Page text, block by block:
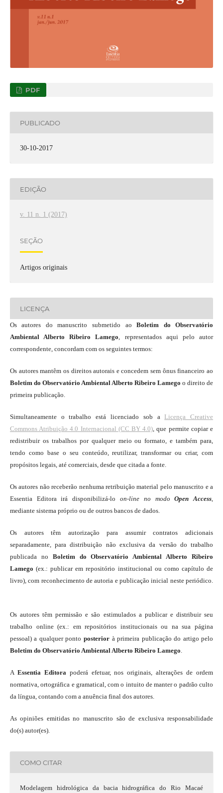
PDF
PUBLICADO
30-10-2017
EDIÇÃO
v. 11 n. 1 (2017)
SEÇÃO
Artigos originais
LICENÇA
Os autores do manuscrito submetido aoBoletim do Observatório
Ambiental Alberto Ribeiro Lamego, representados aqui pelo autor
correspondente, concordam com os seguintes termos:
Os autores mantêm os direitos autorais e concedem sem ônus financeiro ao
Boletim do Observatório Ambiental Alberto Ribeiro Lamegoo direito de
primeira publicação.
Simultaneamente o trabalho está licenciado sob a Licença Creative
Commons Atribuição 4.0 Internacional (CC BY 4.0), que permite copiar e
redistribuir os trabalhos por qualquer meio ou formato, e também para,
tendo como base o seu conteúdo, reutilizar, transformar ou criar, com
propósitos legais, até comerciais, desde que citada a fonte.
Os autores não receberão nenhuma retribuição material pelo manuscrito e a
Essentia Editora irá disponibilizá-lo on-line no modo Open Access,
mediante sistema próprio ou de outros bancos de dados.
Os autores têm autorização para assumir contratos adicionais
separadamente, para distribuição não exclusiva da versão do trabalho
publicada no Boletim do Observatório Ambiental Alberto Ribeiro
Lamego (ex.: publicar em repositório institucional ou como capítulo de
livro), com reconhecimento de autoria e publicação inicial neste periódico.
Os autores têm permissão e são estimulados a publicar e distribuir seu
trabalho online (ex.: em repositórios institucionais ou na sua página
pessoal) a qualquer ponto posterior à primeira publicação do artigo pelo
Boletim do Observatório Ambiental Alberto Ribeiro Lamego.
A Essentia Editorapoderá efetuar, nos originais, alterações de ordem
normativa, ortográfica e gramatical, com o intuito de manter o padrão culto
da língua, contando com a anuência final dos autores.
As opiniões emitidas no manuscrito são de exclusiva responsabilidade
do(s) autor(es).
COMO CITAR
Modelagem hidrológica da bacia hidrográfica do Rio Macaé